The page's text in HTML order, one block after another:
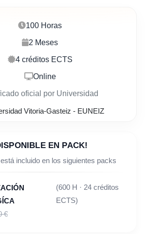
100 Horas
2 Meses
4 créditos ECTS
Online
oficial por Universidad
EN PACK!
incluido en los siguientes packs
(600 H · 24 créditos
ECTS)
€